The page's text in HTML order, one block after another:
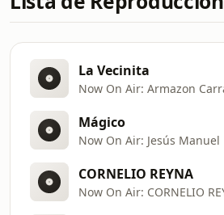
La Vecinita
Mágico
Now On Air: Jesús Manuel
CORNELIO REYNA
Now On Air: CORNELIO